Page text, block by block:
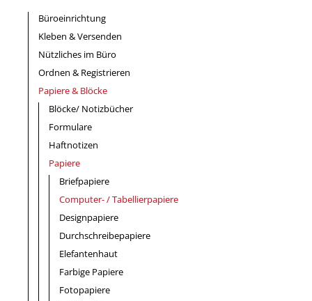
Büroeinrichtung
Kleben & Versenden
Nützliches im Büro
Ordnen & Registrieren
Papiere & Blöcke
Blöcke/ Notizbücher
Formulare
Haftnotizen
Papiere
Briefpapiere
Computer- / Tabellierpapiere
Designpapiere
Durchschreibepapiere
Elefantenhaut
Farbige Papiere
Fotopapiere